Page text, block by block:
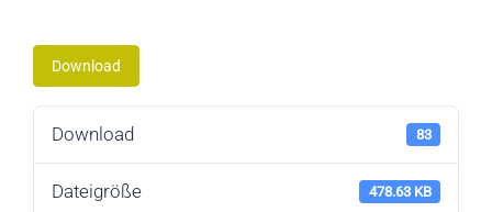
Download
Download 83
Dateigröße 478.63 KB